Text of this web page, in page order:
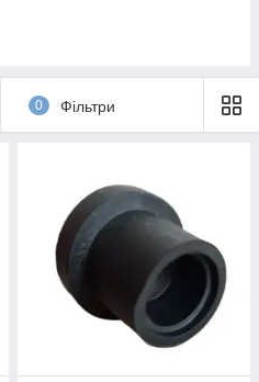
0 Фільтри